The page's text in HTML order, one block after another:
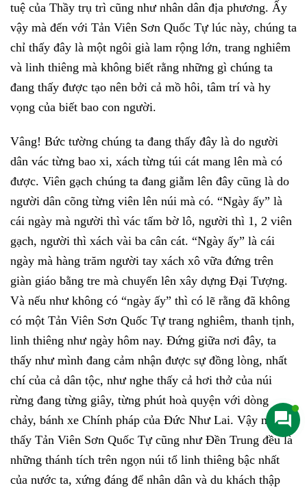
tuệ của Thầy trụ trì cũng như nhân dân địa phương. Ấy
vậy mà đến với Tản Viên Sơn Quốc Tự lúc này, chúng ta
chỉ thấy đây là một ngôi già lam rộng lớn, trang nghiêm
và linh thiêng mà không biết rằng những gì chúng ta
đang thấy được tạo nên bởi cả mồ hôi, tâm trí và hy
vọng của biết bao con người.
Vâng! Bức tường chúng ta đang thấy đây là do người
dân vác từng bao xi, xách từng túi cát mang lên mà có
được. Viên gạch chúng ta đang giẫm lên đây cũng là do
người dân cõng từng viên lên núi mà có. “Ngày ấy” là
cái ngày mà người thì vác tấm bờ lô, người thì 1, 2 viên
gạch, người thì xách vài ba cân cát. “Ngày ấy” là cái
ngày mà hàng trăm người tay xách xô vữa đứng trên
giàn giáo bằng tre mà chuyển lên xây dựng Đại Tượng.
Và nếu như không có “ngày ấy” thì có lẽ rằng đã không
có một Tản Viên Sơn Quốc Tự trang nghiêm, thanh tịnh,
linh thiêng như ngày hôm nay. Đứng giữa nơi đây, ta
thấy như mình đang cảm nhận được sự đồng lòng, nhất
chí của cả dân tộc, như nghe thấy cả hơi thở của núi
rừng đang từng giây, từng phút hoà quyện với dòng
chảy, bánh xe Chính pháp của Đức Như Lai. Vậy mới
thấy Tản Viên Sơn Quốc Tự cũng như Đền Trung đều là
những thánh tích trên ngọn núi tổ linh thiêng bậc nhất
của nước ta, xứng đáng để nhân dân và du khách thập